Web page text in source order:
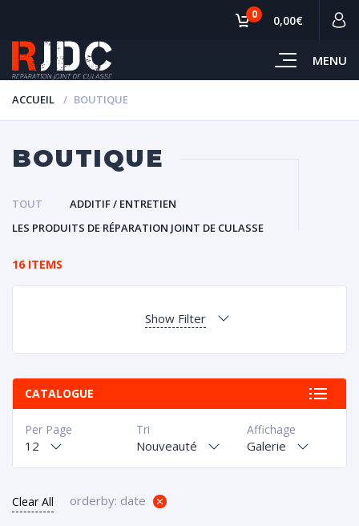
MENU
0 0,00€
ACCUEIL BOUTIQUE
BOUTIQUE
TOUT
ADDITIF / ENTRETIEN
LES PRODUITS DE RÉPARATION JOINT DE CULASSE
16 ITEMS
Show Filter
CATALOGUE
Affichage
Galerie
Tri
Nouveauté
Per Page
12
Clear All orderby: date